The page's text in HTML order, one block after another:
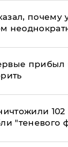
почему
прибыл
"теневого